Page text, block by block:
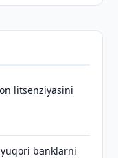
litsenziyasini
banklarni